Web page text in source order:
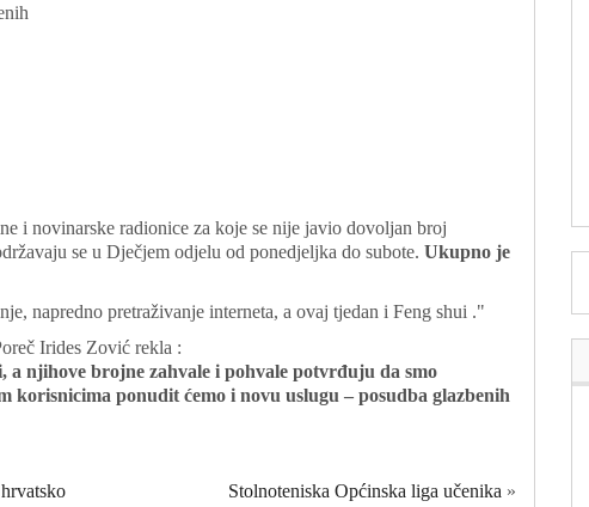
i novinarske radionice za koje se nije javio dovoljan broj
se u Dječjem odjelu od ponedjeljka do subote. Ukupno je
napredno pretraživanje interneta, a ovaj tjedan i Feng shui ."
Irides Zović rekla :
a njihove brojne zahvale i pohvale potvrđuju da smo
korisnicima ponudit ćemo i novu uslugu – posudba glazbenih
Stolnoteniska Općinska liga učenika »